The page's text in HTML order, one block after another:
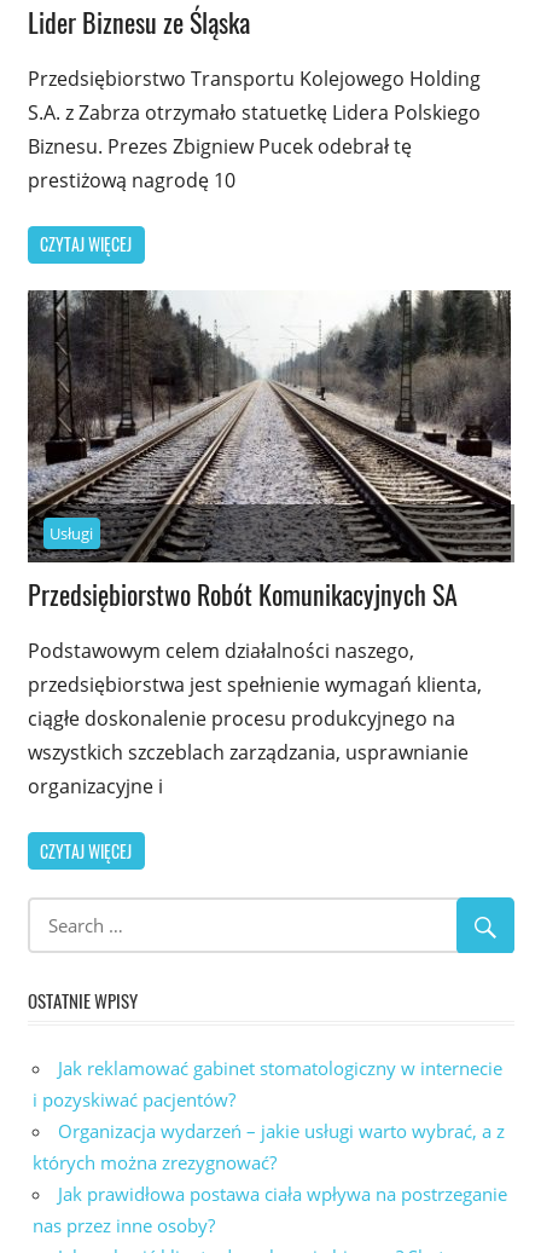
Lider Biznesu ze Śląska
Przedsiębiorstwo Transportu Kolejowego Holding
S.A. z Zabrza otrzymało statuetkę Lidera Polskiego
Biznesu. Prezes Zbigniew Pucek odebrał tę
prestiżową nagrodę 10
CZYTAJ WIĘCEJ
Usługi
Przedsiębiorstwo Robót Komunikacyjnych SA
Podstawowym celem działalności naszego,
przedsiębiorstwa jest spełnienie wymagań klienta,
ciągłe doskonalenie procesu produkcyjnego na
wszystkich szczeblach zarządzania, usprawnianie
organizacyjne i
CZYTAJ WIĘCEJ
OSTATNIE WPISY
Jak reklamować gabinet stomatologiczny w internecie
i pozyskiwać pacjentów?
Organizacja wydarzeń – jakie usługi warto wybrać, a z
których można zrezygnować?
Jak prawidłowa postawa ciała wpływa na postrzeganie
nas przez inne osoby?